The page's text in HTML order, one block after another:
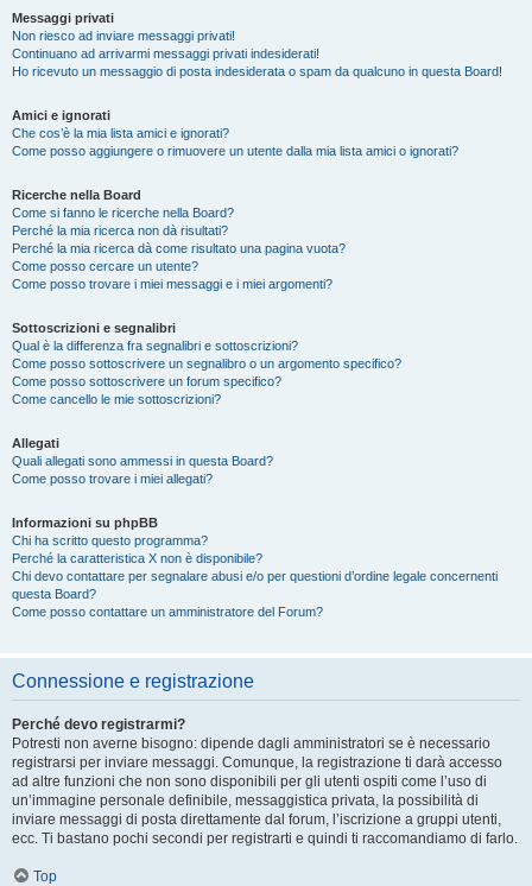
Messaggi privati
Non riesco ad inviare messaggi privati!
Continuano ad arrivarmi messaggi privati indesiderati!
Ho ricevuto un messaggio di posta indesiderata o spam da qualcuno in questa Board!
Amici e ignorati
Che cos’è la mia lista amici e ignorati?
Come posso aggiungere o rimuovere un utente dalla mia lista amici o ignorati?
Ricerche nella Board
Come si fanno le ricerche nella Board?
Perché la mia ricerca non dà risultati?
Perché la mia ricerca dà come risultato una pagina vuota?
Come posso cercare un utente?
Come posso trovare i miei messaggi e i miei argomenti?
Sottoscrizioni e segnalibri
Qual è la differenza fra segnalibri e sottoscrizioni?
Come posso sottoscrivere un segnalibro o un argomento specifico?
Come posso sottoscrivere un forum specifico?
Come cancello le mie sottoscrizioni?
Allegati
Quali allegati sono ammessi in questa Board?
Come posso trovare i miei allegati?
Informazioni su phpBB
Chi ha scritto questo programma?
Perché la caratteristica X non è disponibile?
Chi devo contattare per segnalare abusi e/o per questioni d’ordine legale concernenti
questa Board?
Come posso contattare un amministratore del Forum?
Connessione e registrazione
Perché devo registrarmi?
Potresti non averne bisogno: dipende dagli amministratori se è necessario
registrarsi per inviare messaggi. Comunque, la registrazione ti darà accesso
ad altre funzioni che non sono disponibili per gli utenti ospiti come l’uso di
un’immagine personale definibile, messaggistica privata, la possibilità di
inviare messaggi di posta direttamente dal forum, l’iscrizione a gruppi utenti,
ecc. Ti bastano pochi secondi per registrarti e quindi ti raccomandiamo di farlo.
Top